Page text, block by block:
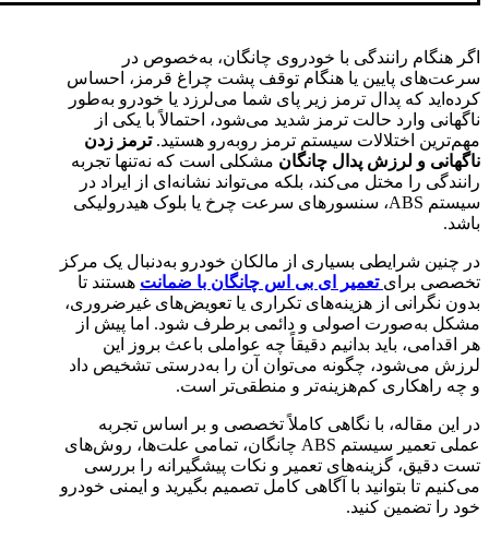
اگر هنگام رانندگی با خودروی چانگان، به‌خصوص در
سرعت‌های پایین یا هنگام توقف پشت چراغ قرمز، احساس
کرده‌اید که پدال ترمز زیر پای شما می‌لرزد یا خودرو به‌طور
ناگهانی وارد حالت ترمز شدید می‌شود، احتمالاً با یکی از
مهم‌ترین اختلالات سیستم ترمز روبه‌رو هستید.ترمز زدن
ناگهانی و لرزش پدال چانگان مشکلی است که نه‌تنها تجربه
رانندگی را مختل می‌کند، بلکه می‌تواند نشانه‌ای از ایراد در
سیستم ABS، سنسورهای سرعت چرخ یا بلوک هیدرولیکی
باشد.
در چنین شرایطی بسیاری از مالکان خودرو به‌دنبال یک مرکز
تخصصی برای تعمیر ای بی اس چانگان با ضمانت هستند تا
بدون نگرانی از هزینه‌های تکراری یا تعویض‌های غیرضروری،
مشکل به‌صورت اصولی و دائمی برطرف شود. اما پیش از
هر اقدامی، باید بدانیم دقیقاً چه عواملی باعث بروز این
لرزش می‌شود، چگونه می‌توان آن را به‌درستی تشخیص داد
و چه راهکاری کم‌هزینه‌تر و منطقی‌تر است.
در این مقاله، با نگاهی کاملاً تخصصی و بر اساس تجربه
عملی تعمیر سیستم ABS چانگان، تمامی علت‌ها، روش‌های
تست دقیق، گزینه‌های تعمیر و نکات پیشگیرانه را بررسی
می‌کنیم تا بتوانید با آگاهی کامل تصمیم بگیرید و ایمنی خودرو
خود را تضمین کنید.